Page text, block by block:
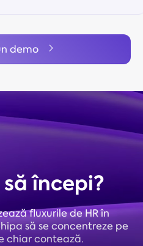
demo
începi?
fluxurile de HR în
să se concentreze pe
chiar contează.